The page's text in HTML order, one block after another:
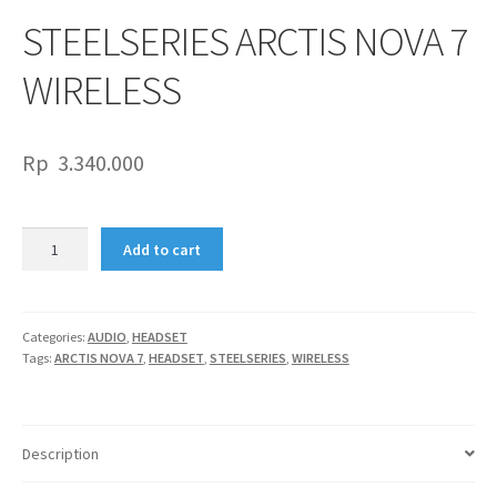
STEELSERIES ARCTIS NOVA 7
WIRELESS
Rp 3.340.000
WIRELESS
quantity
Add to cart
Categories: AUDIO, HEADSET
Tags: ARCTIS NOVA 7, HEADSET, STEELSERIES, WIRELESS
Description